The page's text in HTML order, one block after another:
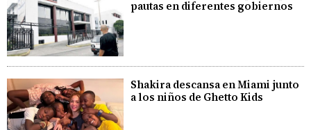
pautas en diferentes gobiernos
Shakira descansa en Miami junto
a los niños de Ghetto Kids